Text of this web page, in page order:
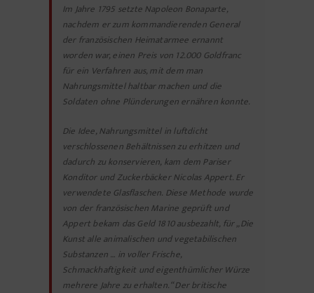
Im Jahre 1795 setzte Napoleon Bonaparte,
nachdem er zum kommandierenden General
der französischen Heimatarmee ernannt
worden war, einen Preis von 12.000 Goldfranc
für ein Verfahren aus, mit dem man
Nahrungsmittel haltbar machen und die
Soldaten ohne Plünderungen ernähren konnte.
Die Idee, Nahrungsmittel in luftdicht
verschlossenen Behältnissen zu erhitzen und
dadurch zu konservieren, kam dem Pariser
Konditor und Zuckerbäcker Nicolas Appert. Er
verwendete Glasflaschen. Diese Methode wurde
von der französischen Marine geprüft und
Appert bekam das Geld 1810 ausbezahlt, für „Die
Kunst alle animalischen und vegetabilischen
Substanzen … in voller Frische,
Schmackhaftigkeit und eigenthümlicher Würze
mehrere Jahre zu erhalten.“ Der britische